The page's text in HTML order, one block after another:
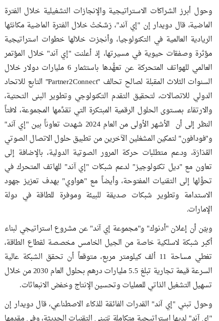
وحول أبرز الشراكات الاستراتيجية والإنجازات التشغيلية خلال الفترة
الماضية، قال دويدار إن "إي آند"، رَسَّخَتْ خلال الفترة الماضية مكانتَها
الريادية العالمية في التكنولوجيا، وأنجزت خلالها خطوات استراتيجية
مؤثرة وصفقات حيوية في مسيرتها، إذ أعلنت "إي آند" خلال المؤتمر
العالمي للهواتف المتحركة عن تعهُّدها باستثمار 6 مليارات دولار خلال
السنوات الثلاث المقبلة لصالح تحالف "Partner2Connect" التابع للاتحاد
الدولي للاتصالات، لتحقيق التقدم التكنولوجي وتطوير البنى التحتية،
والارتقاء بمستوى الحلول الرقمية المبتكرة التي تقدِّمها المجموعة، لافتاً
النظر إلى أن الأشهر الأولى من العام 2024 شهدت تعاوناً بين "إي آند"
و"فودافون" لتمكين المشغلين الآخرين من تطبيق حلول الاتصال الصوتي
المُدَارَة، ودعم متطلبات حركة المرور الصوتية الدولية، بالإضافة إلى
تعاون مع "ديل تكنولوجيز" لدعم شبكات "إي آند" للهاتف المتحرك في
تحوُّلها إلى التقنيات المفتوحة، وأيضاً مع "هواوي" بهدف تعزيز جهود
الاستدامة وتطوير شبكات صديقة للبيئة وموفرة للطاقة في دولة
الإمارات.
وبيّن أن إعلان "أدنوك" و"مجموعة إي آند" عن مشروع استراتيجي لبناء
أكبر شبكة لاسلكية خاصة من الجيل الخامس مخصصة لقطاع الطاقة،
تغطي مساحة 11 ألف كيلومتر مربع، متوقعاً أن تحقق الشبكة عالية
السرعة قيمة تجارية تبلغ 5.5 مليارات درهم بحلول العام 2030 من خلال
تسهيل التشغيل الذاتي للعمليات وتحسين الإنتاج وخفض الانبعاثات.
وحول تبني "إي آند" القدرات الفائقة للذكاء الاصطناعي، قال دويدار إن